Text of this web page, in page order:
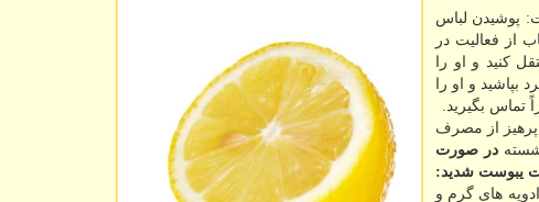
پوشیدن لباس
از فعالیت در
کنید و او را
و او را
تماس بگیرید.
پرهیز از مصرف
در صورت
یبوست شدید:
های گرم و